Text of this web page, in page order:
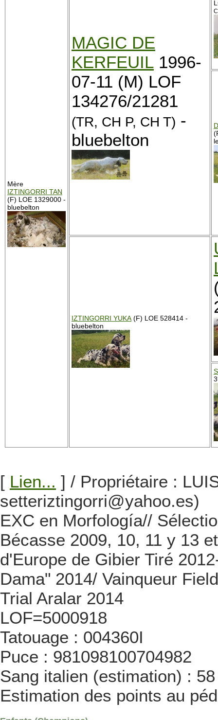
Mère
IZTINGORRI TAN
(F) LOE 1329000 -
bluebelton
MAGIC DE
KERFEUIL 1996-
07-11 (M) LOF
134276/21281
(TR, CH P, CH T) -
bluebelton
IZTINGORRI YUKA (F) LOE 528414 -
bluebelton
[ Lien... ] / Propriétaire :
setteriztingorri@yahoo.es)
EXC en Morfología//
Bécasse 2009, 10, 11 y 13
d'Europe de Gibier Tiré
Dama" 2014/ Vainqueur
Trial Aralar 2014
LOF=5000918
Tatouage : 004360I
Puce : 981098100704982
Sang italien (estimation) :
Estimation des points au